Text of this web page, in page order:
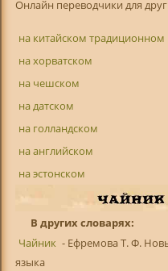
Онлайн переводчики для
на китайском традиционном
на хорватском
на чешском
на датском
на голландском
на английском
на эстонском
В других словарях:
Чайник - Ефремова Т. Ф.
языка